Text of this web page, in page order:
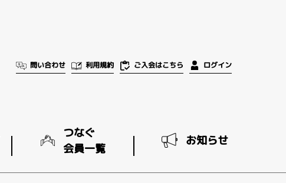
問い合わせ 利用規約 ご入会はこちら ログイン
つなぐ
会員一覧
お知らせ